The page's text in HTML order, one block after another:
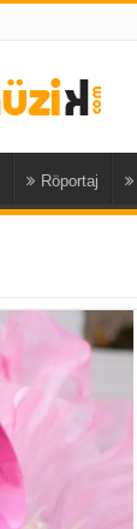
Röportaj